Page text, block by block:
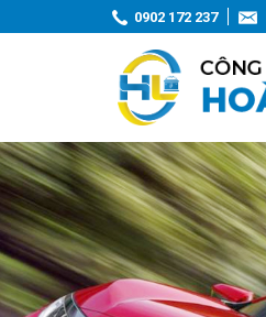
0902 172 237